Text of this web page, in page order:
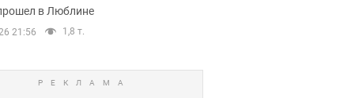
в Люблине
21:56 1,8 т.